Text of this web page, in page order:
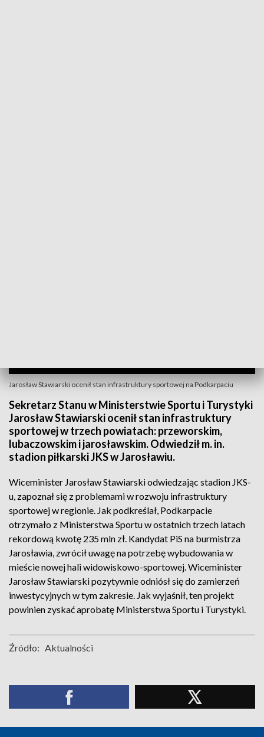
Jarosław Stawiarski ocenił stan infrastruktury sportowej na Podkarpaciu
Sekretarz Stanu w Ministerstwie Sportu i Turystyki
Jarosław Stawiarski ocenił stan infrastruktury
sportowej w trzech powiatach: przeworskim,
lubaczowskim i jarosławskim. Odwiedził m. in.
stadion piłkarski JKS w Jarosławiu.
Wiceminister Jarosław Stawiarski odwiedzając stadion JKS-
u, zapoznał się z problemami w rozwoju infrastruktury
sportowej w regionie. Jak podkreślał, Podkarpacie
otrzymało z Ministerstwa Sportu w ostatnich trzech latach
rekordową kwotę 235 mln zł. Kandydat PiS na burmistrza
Jarosławia, zwrócił uwagę na potrzebę wybudowania w
mieście nowej hali widowiskowo-sportowej. Wiceminister
Jarosław Stawiarski pozytywnie odniósł się do zamierzeń
inwestycyjnych w tym zakresie. Jak wyjaśnił, ten projekt
powinien zyskać aprobatę Ministerstwa Sportu i Turystyki.
Źródło: Aktualności